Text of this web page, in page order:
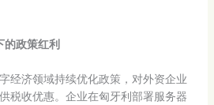
的政策红利
经济领域持续优化政策，对外资企业
税收优惠。企业在匈牙利部署服务器